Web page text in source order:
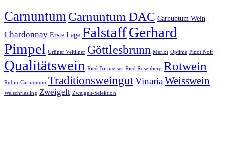
CarnuntumCarnuntum DAC Carnuntum Wein
Chardonnay Erste Lage FalstaffGerhard
Pimpel Grüner Veltliner Göttlesbrunn Merlot Optime Pinot Noir
Qualitätswein Ried Bärnreiser Ried Rosenberg Rotwein
Rubin-Carnuntum TraditionsweingutVinariaWeisswein
Welschriesling Zweigelt Zweigelt-Selektion